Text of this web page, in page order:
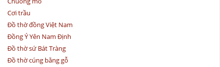
Cơi trầu
Đồ thờ đồng Việt Nam
Đồng Ý Yên Nam Định
Đồ thờ sứ Bát Tràng
Đồ thờ cúng bằng gỗ